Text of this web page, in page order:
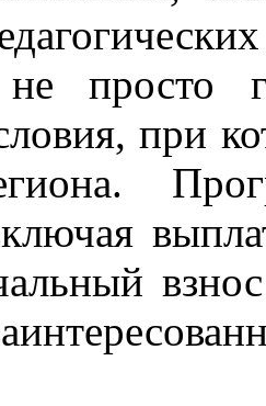
не просто
при